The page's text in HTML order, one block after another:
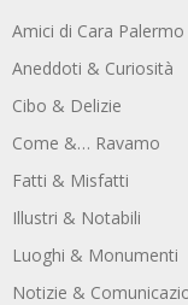
Amici di Cara Palermo
Aneddoti & Curiosità
Cibo & Delizie
Come &… Ravamo
Fatti & Misfatti
Illustri & Notabili
Luoghi & Monumenti
Notizie &